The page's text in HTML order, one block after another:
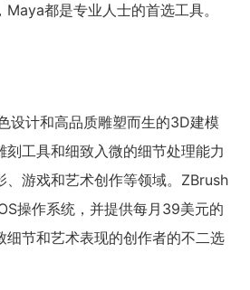
都是专业人士的首选工具。
设计和高品质雕塑而生的3D建模
刻工具和细致入微的细节处理能力
、游戏和艺术创作等领域。ZBrush
操作系统，并提供每月39美元的
细节和艺术表现的创作者的不二选